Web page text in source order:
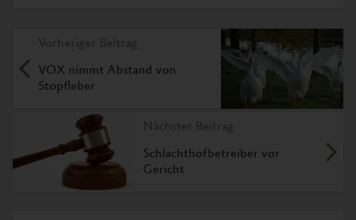
Vorheriger Beitrag
VOX nimmt Abstand von
Stopfleber
Nächster Beitrag
Schlachthofbetreiber vor
Gericht